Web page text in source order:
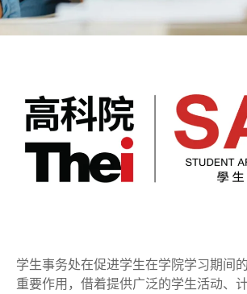
学生事务处在促进学生在学院学习期间
重要作用，借着提供广泛的学生活动、